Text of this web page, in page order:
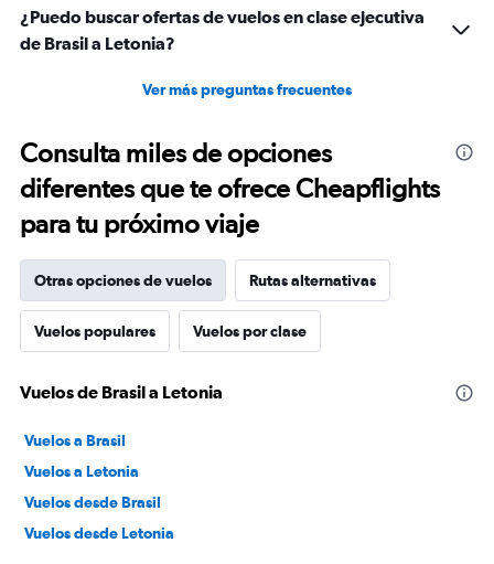
¿Puedo buscar ofertas de vuelos en clase ejecutiva
de Brasil a Letonia?
Ver más preguntas frecuentes
Consulta miles de opciones
diferentes que te ofrece Cheapflights
para tu próximo viaje
Otras opciones de vuelos Rutas alternativas
Vuelos populares Vuelos por clase
Vuelos de Brasil a Letonia
Vuelos a Brasil
Vuelos a Letonia
Vuelos desde Brasil
Vuelos desde Letonia